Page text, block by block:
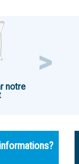
notre